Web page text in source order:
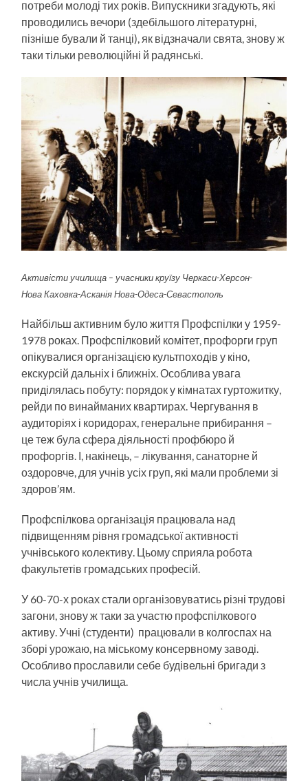
потреби молоді тих років. Випускники згадують, які
проводились вечори (здебільшого літературні,
пізніше бували й танці), як відзначали свята, знову ж
таки тільки революційні й радянські.
Активісти училища – учасники круїзу Черкаси-Херсон-
Нова Каховка-Асканія Нова-Одеса-Севастополь
Найбільш активним було життя Профспілки у 1959-
1978 роках. Профспілковий комітет, профорги груп
опікувалися організацією культпоходів у кіно,
екскурсій дальніх і ближніх. Особлива увага
приділялась побуту: порядок у кімнатах гуртожитку,
рейди по винайманих квартирах. Чергування в
аудиторіях і коридорах, генеральне прибирання –
це теж була сфера діяльності профбюро й
профоргів. І, накінець, – лікування, санаторне й
оздоровче, для учнів усіх груп, які мали проблеми зі
здоров’ям.
Профспілкова організація працювала над
підвищенням рівня громадської активності
учнівського колективу. Цьому сприяла робота
факультетів громадських професій.
У 60-70-х роках стали організовуватись різні трудові
загони, знову ж таки за участю профспілкового
активу. Учні (студенти) працювали в колгоспах на
зборі урожаю, на міському консервному заводі.
Особливо прославили себе будівельні бригади з
числа учнів училища.